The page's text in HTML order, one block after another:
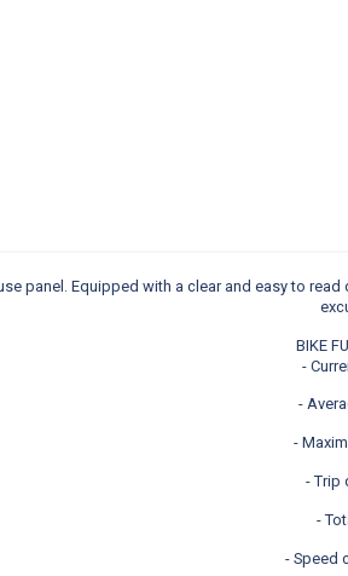
panel. Equipped with a clear and easy to
BIKE
-
-
-
- Trip
-
- Speed